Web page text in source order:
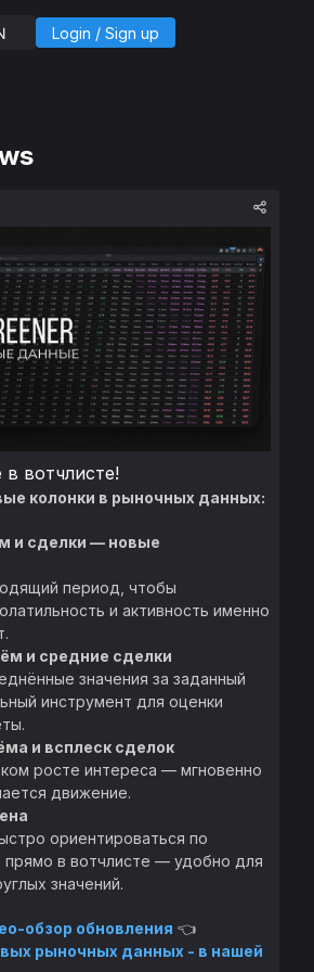
Login / Sign up
вотчлисте!
колонки в рыночных данных:
и сделки — новые
период, чтобы
и активность именно
и средние сделки
значения за заданный
инструмент для оценки
и всплеск сделок
росте интереса — мгновенно
движение.
ориентироваться по
прямо в вотчлисте — удобно для
значений.
обзор обновления 👈
рыночных данных - в нашей